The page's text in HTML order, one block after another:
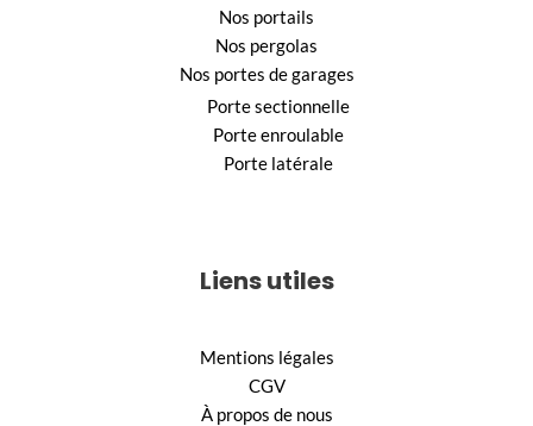
Nos portails
Nos pergolas
Nos portes de garages
Porte sectionnelle
Porte enroulable
Porte latérale
Liens utiles
Mentions légales
CGV
À propos de nous